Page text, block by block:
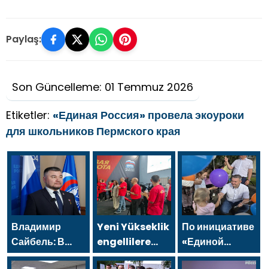
Paylaş:
Son Güncelleme: 01 Temmuz 2026
Etiketler: «Единая Россия» провела экоуроки
для школьников Пермского края
Владимир
Сайбель: В
«Единой
Yeni Yükseklik
engellilere
yönelik spor
По инициативе
«Единой
России» в